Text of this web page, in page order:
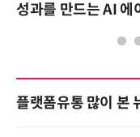
성과를 만드는 AI 에
플랫폼유통 많이 본